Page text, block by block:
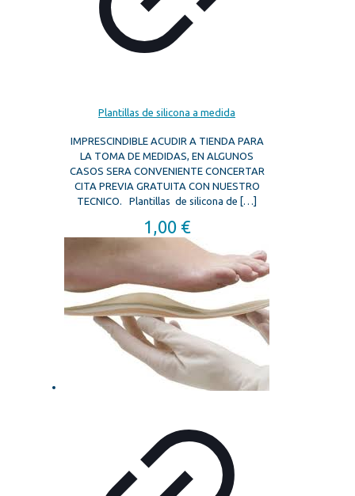
Plantillas de silicona a medida
IMPRESCINDIBLE ACUDIR A TIENDA PARA
LA TOMA DE MEDIDAS, EN ALGUNOS
CASOS SERA CONVENIENTE CONCERTAR
CITA PREVIA GRATUITA CON NUESTRO
TECNICO. Plantillas de silicona de […]
1,00 €